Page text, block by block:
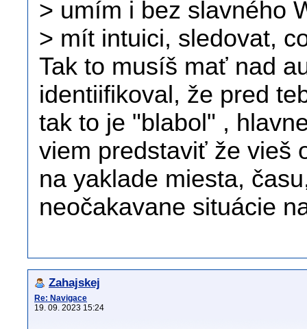
> umím i bez slavného
> mít intuici, sledovat,
Tak to musíš mať nad
identiifikoval, že pred
tak to je "blabol" ,
viem predstaviť že vieš
na yaklade miesta,
neočakavane situácie
Zahajskej
Re: Navigace
19. 09. 2023 15:24